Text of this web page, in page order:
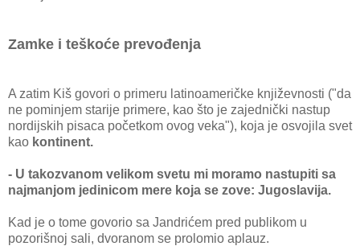
Zamke i teškoće prevođenja
A zatim Kiš govori o primeru latinoameričke književnosti ("da
ne pominjem starije primere, kao što je zajednički nastup
nordijskih pisaca početkom ovog veka"), koja je osvojila svet
kao kontinent.
- U takozvanom velikom svetu mi moramo nastupiti sa
najmanjom jedinicom mere koja se zove: Jugoslavija.
Kad je o tome govorio sa Jandrićem pred publikom u
pozorišnoj sali, dvoranom se prolomio aplauz.